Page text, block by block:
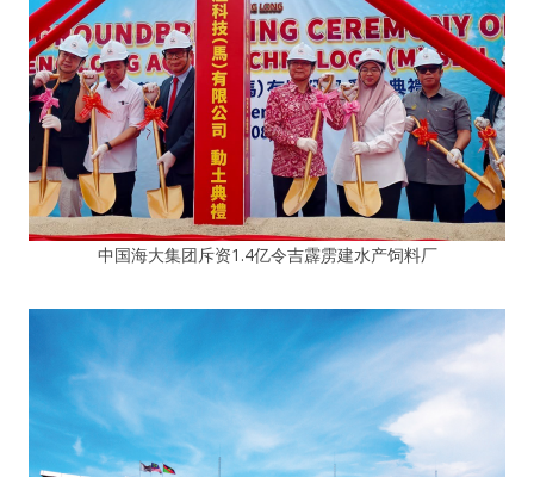
中国海大集团斥资1.4亿令吉霹雳建水产饲料厂